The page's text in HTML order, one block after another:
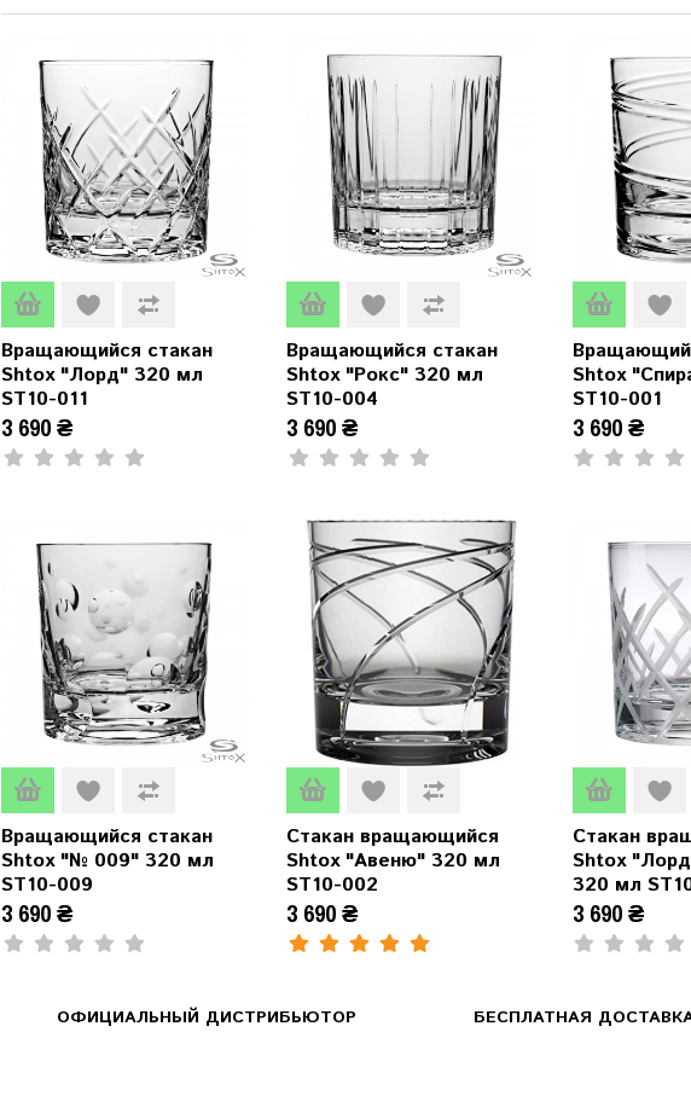
Вращающийся стакан
Shtox "Лорд" 320 мл
ST10-011
3 690 ₴
Вращающийся стакан
Shtox "Рокс" 320 мл
ST10-004
3 690 ₴
Shtox
ST10-001
3 690 ₴
Вращающийся стакан
Shtox "№ 009" 320 мл
ST10-009
3 690 ₴
Стакан вращающийся
Shtox "Авеню" 320 мл
ST10-002
3 690 ₴
Стакан
Shtox
320 мл
3 690 ₴
ОФИЦИАЛЬНЫЙ ДИСТРИБЬЮТОР БЕСПЛАТНАЯ